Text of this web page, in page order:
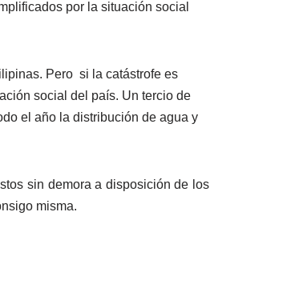
por la situación social
Pero si la catástrofe es
social del país. Un tercio de
el año la distribución de agua y
sin demora a disposición de los
misma.